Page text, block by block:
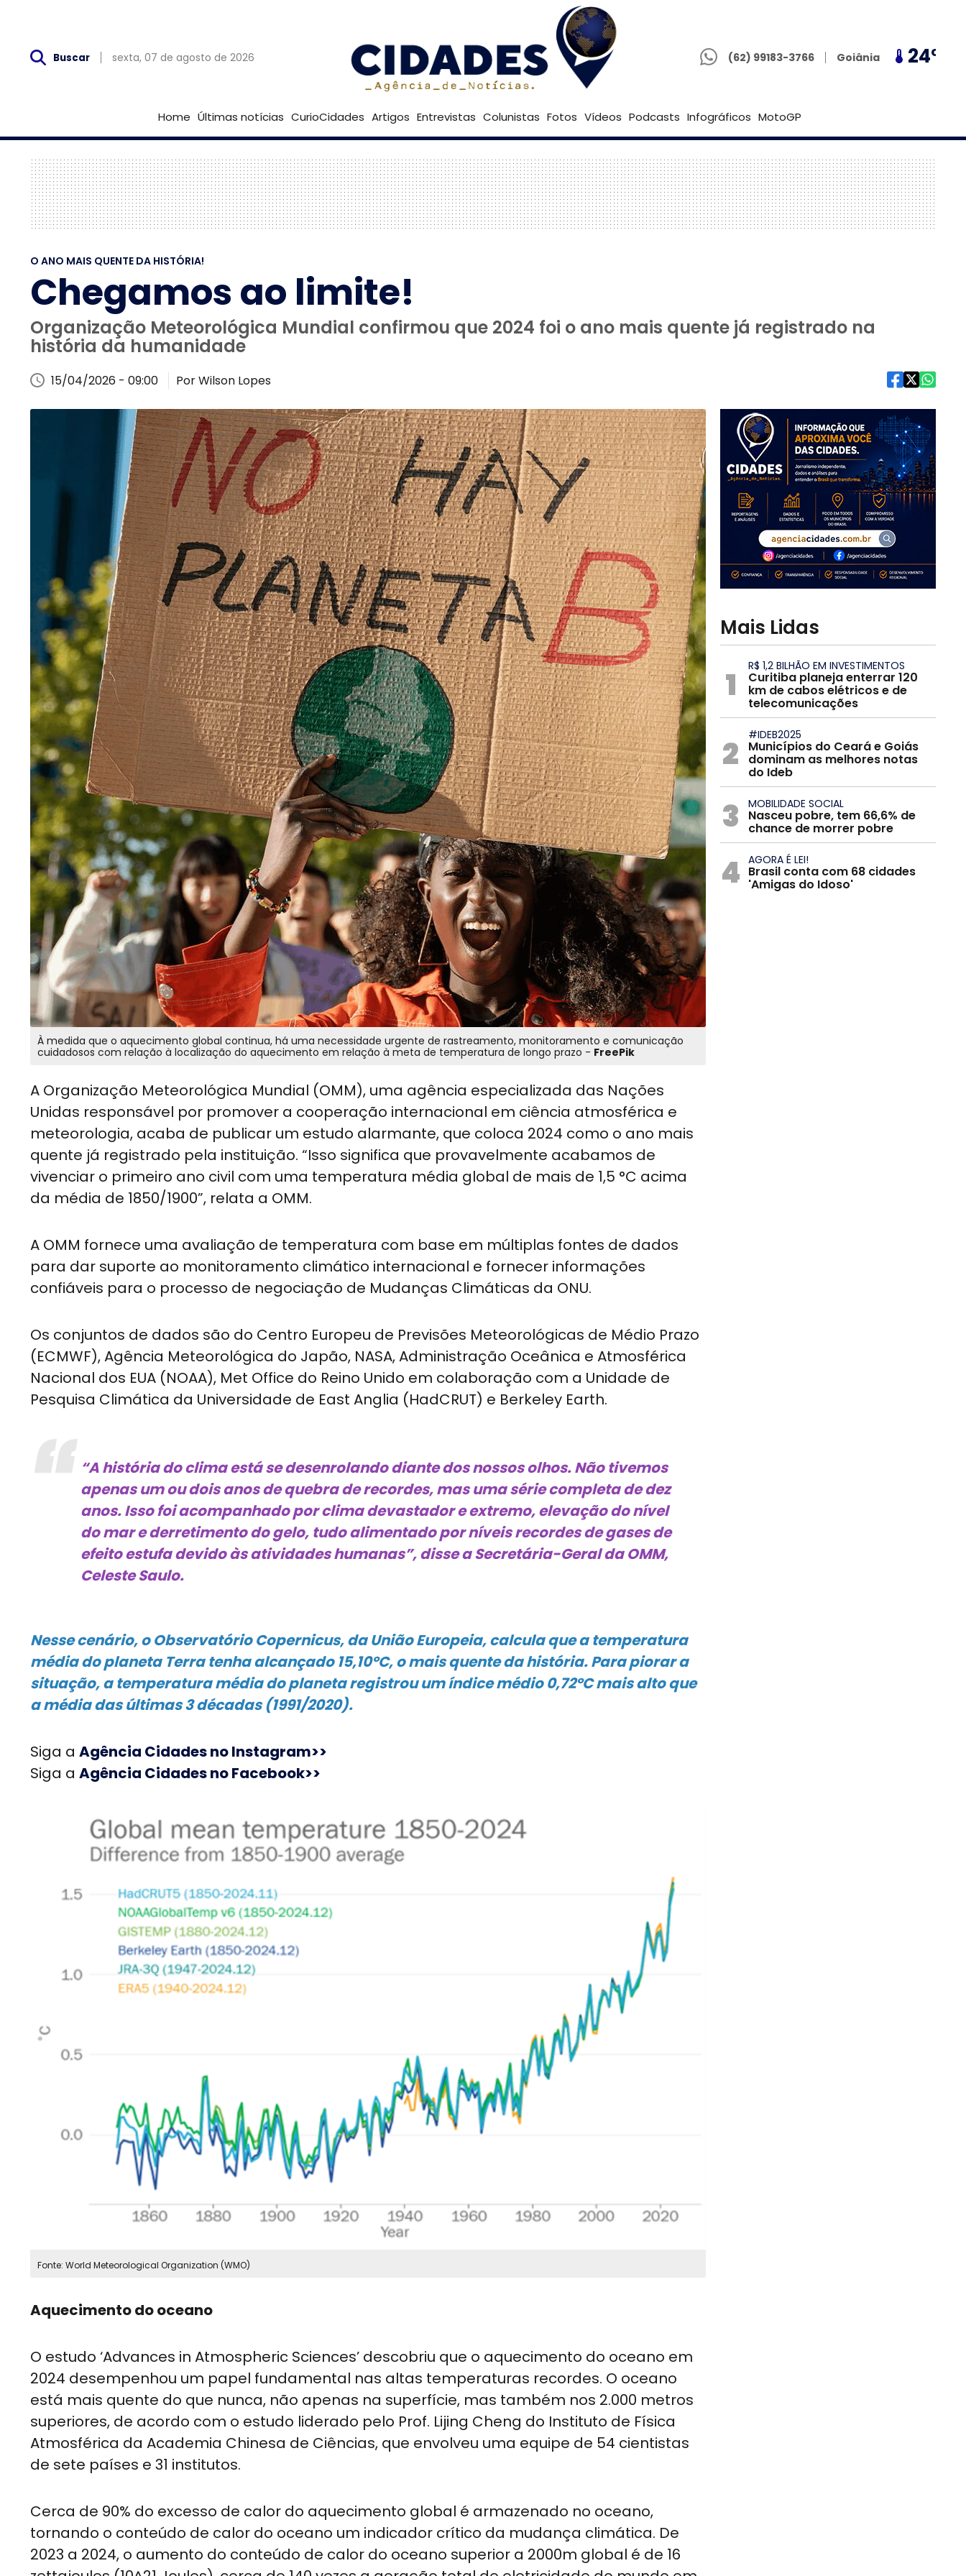
Buscar sexta, 07 de agosto de 2026 (62) 99183-3766
Goiânia 24º Brasília Goiânia 24º Brasília 21º
Home Últimas notícias CurioCidades Artigos Entrevistas Colunistas Fotos Vídeos Podcasts Infográficos MotoGP
O ANO MAIS QUENTE DA HISTÓRIA!
Chegamos ao limite!
Organização Meteorológica Mundial confirmou que 2024 foi o ano mais quente já registrado na
história da humanidade
15/04/2026 - 09:00 Por Wilson Lopes
À medida que o aquecimento global continua, há uma necessidade urgente de rastreamento, monitoramento e comunicação
cuidadosos com relação à localização do aquecimento em relação à meta de temperatura de longo prazo - FreePik
A Organização Meteorológica Mundial (OMM), uma agência especializada das Nações
Unidas responsável por promover a cooperação internacional em ciência atmosférica e
meteorologia, acaba de publicar um estudo alarmante, que coloca 2024 como o ano mais
quente já registrado pela instituição. “Isso significa que provavelmente acabamos de
vivenciar o primeiro ano civil com uma temperatura média global de mais de 1,5 °C acima
da média de 1850/1900”, relata a OMM.
A OMM fornece uma avaliação de temperatura com base em múltiplas fontes de dados
para dar suporte ao monitoramento climático internacional e fornecer informações
confiáveis para o processo de negociação de Mudanças Climáticas da ONU.
Os conjuntos de dados são do Centro Europeu de Previsões Meteorológicas de Médio Prazo
(ECMWF), Agência Meteorológica do Japão, NASA, Administração Oceânica e Atmosférica
Nacional dos EUA (NOAA), Met Office do Reino Unido em colaboração com a Unidade de
Pesquisa Climática da Universidade de East Anglia (HadCRUT) e Berkeley Earth.
“A história do clima está se desenrolando diante dos nossos olhos. Não tivemos
apenas um ou dois anos de quebra de recordes, mas uma série completa de dez
anos. Isso foi acompanhado por clima devastador e extremo, elevação do nível
do mar e derretimento do gelo, tudo alimentado por níveis recordes de gases de
efeito estufa devido às atividades humanas”, disse a Secretária-Geral da OMM,
Celeste Saulo.
Nesse cenário, o Observatório Copernicus, da União Europeia, calcula que a temperatura
média do planeta Terra tenha alcançado 15,10ºC, o mais quente da história. Para piorar a
situação, a temperatura média do planeta registrou um índice médio 0,72ºC mais alto que
a média das últimas 3 décadas (1991/2020).
Siga a Agência Cidades no Instagram>>
Siga a Agência Cidades no Facebook>>
Fonte: World Meteorological Organization (WMO)
Aquecimento do oceano
O estudo ‘Advances in Atmospheric Sciences’ descobriu que o aquecimento do oceano em
2024 desempenhou um papel fundamental nas altas temperaturas recordes. O oceano
está mais quente do que nunca, não apenas na superfície, mas também nos 2.000 metros
superiores, de acordo com o estudo liderado pelo Prof. Lijing Cheng do Instituto de Física
Atmosférica da Academia Chinesa de Ciências, que envolveu uma equipe de 54 cientistas
de sete países e 31 institutos.
Cerca de 90% do excesso de calor do aquecimento global é armazenado no oceano,
tornando o conteúdo de calor do oceano um indicador crítico da mudança climática. De
2023 a 2024, o aumento do conteúdo de calor do oceano superior a 2000m global é de 16
Mais Lidas
1 R$ 1,2 BILHÃO EM INVESTIMENTOS
Curitiba planeja enterrar 120
km de cabos elétricos e de
telecomunicações
2 #IDEB2025
Municípios do Ceará e Goiás
dominam as melhores notas
do Ideb
3 MOBILIDADE SOCIAL
Nasceu pobre, tem 66,6% de
chance de morrer pobre
4 AGORA É LEI!
Brasil conta com 68 cidades
'Amigas do Idoso'